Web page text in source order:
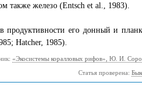
также железо (Entsch et аl., 1983).
продуктивности его донный и
Hatcher, 1985).
«Экосистемы коралловых рифов», Ю. И.
Статья проверена: